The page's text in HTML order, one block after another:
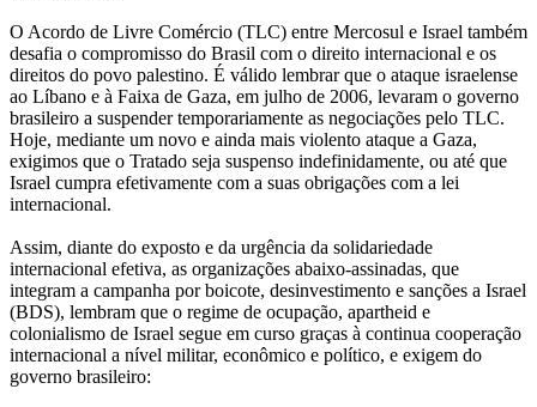
O Acordo de Livre Comércio (TLC) entre Mercosul e Israel também
desafia o compromisso do Brasil com o direito internacional e os
direitos do povo palestino. É válido lembrar que o ataque israelense
ao Líbano e à Faixa de Gaza, em julho de 2006, levaram o governo
brasileiro a suspender temporariamente as negociações pelo TLC.
Hoje, mediante um novo e ainda mais violento ataque a Gaza,
exigimos que o Tratado seja suspenso indefinidamente, ou até que
Israel cumpra efetivamente com a suas obrigações com a lei
internacional.
Assim, diante do exposto e da urgência da solidariedade
internacional efetiva, as organizações abaixo-assinadas, que
integram a campanha por boicote, desinvestimento e sanções a Israel
(BDS), lembram que o regime de ocupação, apartheid e
colonialismo de Israel segue em curso graças à continua cooperação
internacional a nível militar, econômico e político, e exigem do
governo brasileiro: